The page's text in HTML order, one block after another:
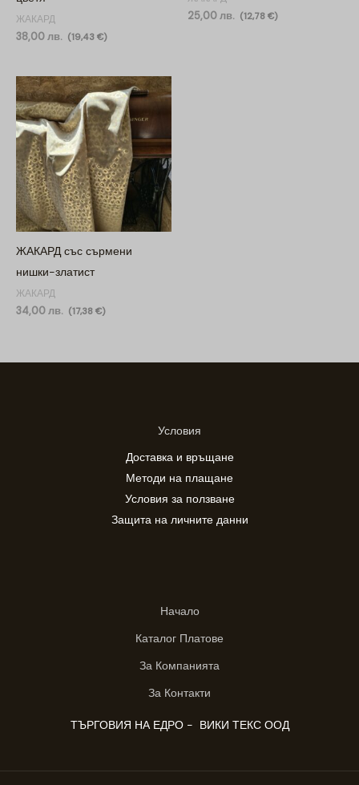
ЖАКАРД
38,00лв. (19,43 €)
25,00лв. (12,78 €)
ЖАКАРД със сърмени
нишки-златист
ЖАКАРД
34,00лв. (17,38 €)
Условия
Доставка и връщане
Методи на плащане
Условия за ползване
Защита на личните данни
Начало
Каталог Платове
За Компанията
За Контакти
ТЪРГОВИЯ НА ЕДРО - ВИКИ ТЕКС ООД